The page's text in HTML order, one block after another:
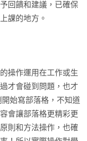
回饋和建議，已確保
課的地方。
操作運用在工作或生
才會碰到問題，也才
始寫部落格，不知道
會讓部落格更精彩更
則和方法操作，也確